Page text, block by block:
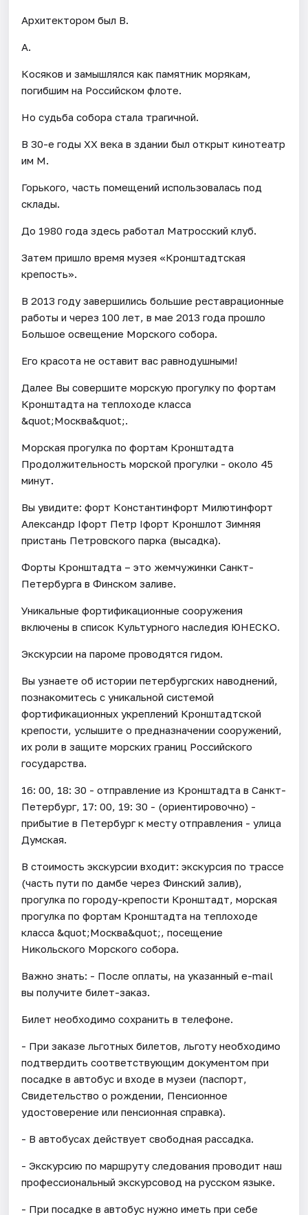
Архитектором был В.
А.
Косяков и замышлялся как памятник морякам,
погибшим на Российском флоте.
Но судьба собора стала трагичной.
В 30-е годы XX века в здании был открыт кинотеатр
им М.
Горького, часть помещений использовалась под
склады.
До 1980 года здесь работал Матросский клуб.
Затем пришло время музея «Кронштадтская
крепость».
В 2013 году завершились большие реставрационные
работы и через 100 лет, в мае 2013 года прошло
Большое освещение Морского собора.
Его красота не оставит вас равнодушными!
Далее Вы совершите морскую прогулку по фортам
Кронштадта на теплоходе класса
&quot;Москва&quot;.
Морская прогулка по фортам Кронштадта
Продолжительность морской прогулки - около 45
минут.
Вы увидите: форт Константинфорт Милютинфорт
Александр Iфорт Петр Iфорт Кроншлот Зимняя
пристань Петровского парка (высадка).
Форты Кронштадта – это жемчужинки Санкт-
Петербурга в Финском заливе.
Уникальные фортификационные сооружения
включены в список Культурного наследия ЮНЕСКО.
Экскурсии на пароме проводятся гидом.
Вы узнаете об истории петербургских наводнений,
познакомитесь с уникальной системой
фортификационных укреплений Кронштадтской
крепости, услышите о предназначении сооружений,
их роли в защите морских границ Российского
государства.
16: 00, 18: 30 - отправление из Кронштадта в Санкт-
Петербург, 17: 00, 19: 30 - (ориентировочно) -
прибытие в Петербург к месту отправления - улица
Думская.
В стоимость экскурсии входит: экскурсия по трассе
(часть пути по дамбе через Финский залив),
прогулка по городу-крепости Кронштадт, морская
прогулка по фортам Кронштадта на теплоходе
класса &quot;Москва&quot;, посещение
Никольского Морского собора.
Важно знать: - После оплаты, на указанный e-mail
вы получите билет-заказ.
Билет необходимо сохранить в телефоне.
- При заказе льготных билетов, льготу необходимо
подтвердить соответствующим документом при
посадке в автобус и входе в музеи (паспорт,
Свидетельство о рождении, Пенсионное
удостоверение или пенсионная справка).
- В автобусах действует свободная рассадка.
- Экскурсию по маршруту следования проводит наш
профессиональный экскурсовод на русском языке.
- При посадке в автобус нужно иметь при себе